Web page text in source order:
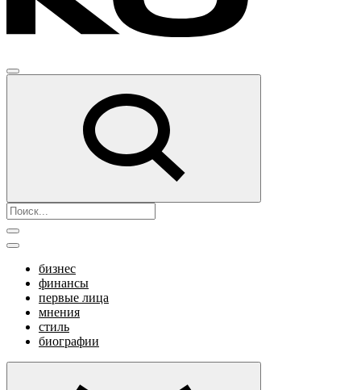
бизнес
финансы
первые лица
мнения
стиль
биографии